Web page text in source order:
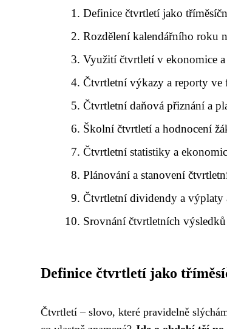
Definice čtvrtletí jako
Rozdělení kalendářního roku
Využití čtvrtletí v ekonomice
Čtvrtletní výkazy a reporty ve
Čtvrtletní daňová přiznání a
Školní čtvrtletí a hodnocení
Čtvrtletní statistiky a
Plánování a stanovení
Čtvrtletní dividendy a výplaty
Srovnání čtvrtletních
Definice čtvrtletí jako
Čtvrtletí – slovo, které pravidelně